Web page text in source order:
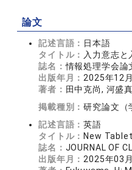
論文
記述言語： 日本語
タイトル： 入力意志
誌名：情報処理学会
出版年月： 2025年12月
著者： 田中克尚, 河盛
掲載種別：研究論文（
記述言語：英語
タイトル： New
誌名： JOURNAL OF
出版年月： 2025年03月